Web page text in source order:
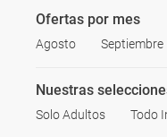
Ofertas por mes
Agosto Septiembre
Nuestras
Solo Adultos Todo